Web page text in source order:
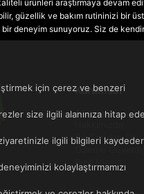
ürünleri araştırmaya devam
güzellik ve bakım rutininizi bir
deneyim sunuyoruz. Siz de
Kurumsal
Anasayfa
Sık Sorulan
Ödeme Güvenliği
Bize Ulaşın
için çerez ve benzeri
size ilgili alanınıza hitap
ilgili bilgileri
kolaylaştırmamızı